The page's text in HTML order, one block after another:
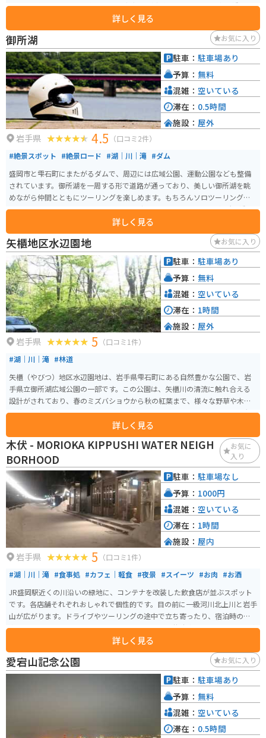
計による作品です。その後1983年に新社屋が完成し、この建物は中ノ橋支店
を経て、2016年に一般公開され、岩手銀行赤レンガ館としてオープンしまし
た。建物自体は国指定の重要文化財で、赤煉瓦製造に緑のドームとルネッサ
ンス風の建物になっています。 館内は「岩手銀行ゾーン」と「盛岡銀行ゾー
ン」に分けられています。無料ゾーンには多目的ホールやライブラリー・ラ
ウンジが設けられ、盛岡の産業・商業の歴史を紹介しています。有料ゾーン
では、当時の金庫室や応接室などを公開しており、岩手県の金融史や建物の
歴史、構造を映像で紹介するシアターもあります。
詳しく見る
御所湖 お気に入り
岩手県 4.5 （口コミ2件）
#絶景スポット #絶景ロード #湖｜川｜滝 #ダム
盛岡市と雫石町にまたがるダムで、周辺には広域公園、運動公園なども整備
されています。御所湖を一周する形で道路が通っており、美しい御所湖を眺
めながら仲間とともにツーリングを楽しめます。もちろんソロツーリングに
もおすすめ。周囲を一周する為にかかる時間は30分～45分です。各所に橋も
かかっており、20分～30分程度のツーリングも可能です。 夏は緑が豊かで心
が癒され、国道をツーリングするよりも涼しい環境です。盛岡駅からも30分
程度で行くことができ、盛岡駅からのアクセスも非常に良好です。 交通量は
環境のわりに比較的多いため、道路に停車した状態での愛車撮影は危険で
す。所々に無料駐車場や公共トイレが整備されているため、そちらで撮影活
動や休憩が取りやすいです。冬期間は除雪が不十分であったり、トイレの水
凍結防止のため、開放していない可能性が高いため、注意が必要です。 各広
域公園内の駐車場は平均で30台～40台程停められる広い駐車場が完備されて
います。駐車場があり、道路も広く、夏の避暑ツーリングにおすすめです。
詳しく見る
駐車： 駐車場あり
予算： 無料
混雑： 空いている
滞在： 0.5時間
施設： 屋外
矢櫃地区水辺園地 お気に入り
岩手県 5 （口コミ1件）
#湖｜川｜滝 #林道
矢櫃（やびつ）地区水辺園地は、岩手県雫石町にある自然豊かな公園で、岩
手県立御所湖広域公園の一部です。この公園は、矢櫃川の清流に触れ合える
設計がされており、春のミズバショウから秋の紅葉まで、様々な野草や木々
の花や新緑、紅葉を楽しむことができます。 公園内には、ミズバショウを観
察できるウッドデッキが設置されており、暖かい季節には美しい自然の中で
の散策が楽しめます。公園の美しい景観は、写真撮影のスポットとしても人
気があります。 駐車場は第一から第三まであり、それぞれ5台～10台分のス
ペースが整備されています。
詳しく見る
駐車： 駐車場あり
予算： 無料
混雑： 空いている
滞在： 1時間
施設： 屋外
木伏 - MORIOKA KIPPUSHI WATER NEIGH
BORHOOD
お気に
入り
岩手県 5 （口コミ1件）
#湖｜川｜滝 #食事処 #カフェ｜軽食 #夜景 #スイーツ #お肉 #お酒
JR盛岡駅近くの川沿いの緑地に、コンテナを改装した飲食店が並ぶスポット
です。各店舗それぞれおしゃれで個性的です。目の前に一級河川北上川と岩手
山が広がります。ドライブやツーリングの途中で立ち寄ったり、宿泊時の食
事目的もオススメです。駅すぐなので、ホテルや公共駐車場多数あります。東
北自動車道の盛岡ICや盛岡南ICからも近いです。
詳しく見る
駐車： 駐車場なし
予算： 1000円
混雑： 空いている
滞在： 1時間
施設： 屋内
愛宕山記念公園 お気に入り
駐車： 駐車場あり
予算： 無料
混雑： 空いている
滞在： 0.5時間